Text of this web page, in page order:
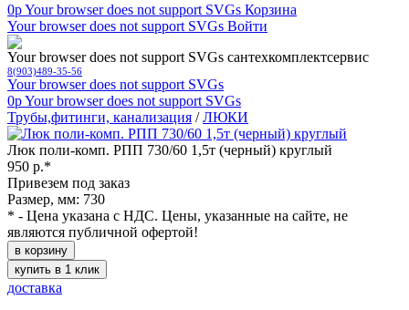
0pYour browser does not support SVGs Корзина
Your browser does not support SVGs Войти
Your browser does not support SVGs сантехкомплектсервис
8(903)489-35-56
Your browser does not support SVGs
0pYour browser does not support SVGs
Трубы,фитинги, канализация /ЛЮКИ
Люк поли-комп. РПП 730/60 1,5т (черный) круглый
950 р.*
Привезем под заказ
Размер, мм: 730
* - Цена указана с НДС. Цены, указанные на сайте, не
являются публичной офертой!
в корзину
купить в 1 клик
доставка